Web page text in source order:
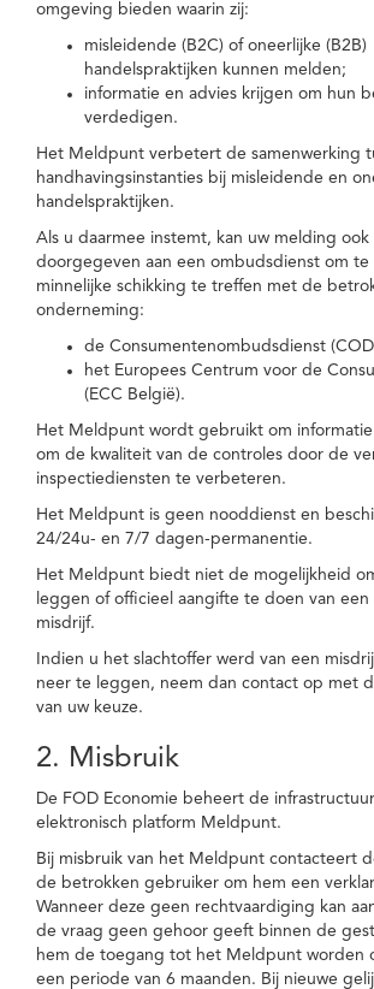
omgeving bieden waarin zij:
misleidende (B2C) of oneerlijke (B2B)
handelspraktijken kunnen melden;
informatie en advies krijgen om hun
verdedigen.
Het Meldpunt verbetert de samenwerking
handhavingsinstanties bij misleidende en
handelspraktijken.
Als u daarmee instemt, kan uw melding ook
doorgegeven aan een ombudsdienst om
minnelijke schikking te treffen met de
onderneming:
de Consumentenombudsdienst
het Europees Centrum voor de
(ECC België).
Het Meldpunt wordt gebruikt om informatie
om de kwaliteit van de controles door de
inspectiediensten te verbeteren.
Het Meldpunt is geen nooddienst en
24/24u- en 7/7 dagen-permanentie.
Het Meldpunt biedt niet de mogelijkheid
leggen of officieel aangifte te doen van
misdrijf.
Indien u het slachtoffer werd van een
neer te leggen, neem dan contact op met
van uw keuze.
2. Misbruik
De FOD Economie beheert de
elektronisch platform Meldpunt.
Bij misbruik van het Meldpunt contacteert
de betrokken gebruiker om hem een
Wanneer deze geen rechtvaardiging kan
de vraag geen gehoor geeft binnen de
hem de toegang tot het Meldpunt worden
een periode van 6 maanden. Bij nieuwe